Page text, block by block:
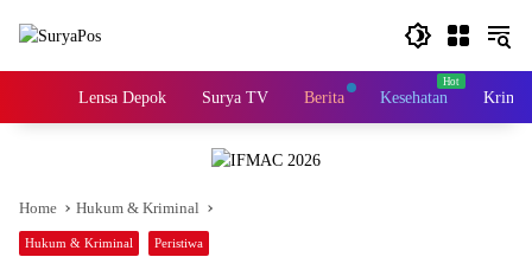
HomeLensa Depok Surya TV Berita Kesehatan
Home Hukum & Kriminal
Hukum & Kriminal Peristiwa